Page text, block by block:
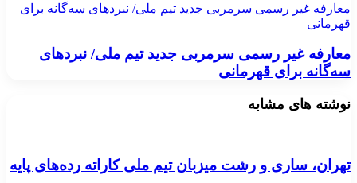
معارفه غیر رسمی سرمربی جدید تیم ملی/ نبردهای سه‌گانه برای
قهرمانی
معارفه غیر رسمی سرمربی جدید تیم ملی/ نبردهای
سه‌گانه برای قهرمانی
نوشته های مشابه
تهران، ساری و رشت میزبان تیم ملی کاراته رده‌های پایه